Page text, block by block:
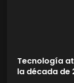
Tecnología
la década de